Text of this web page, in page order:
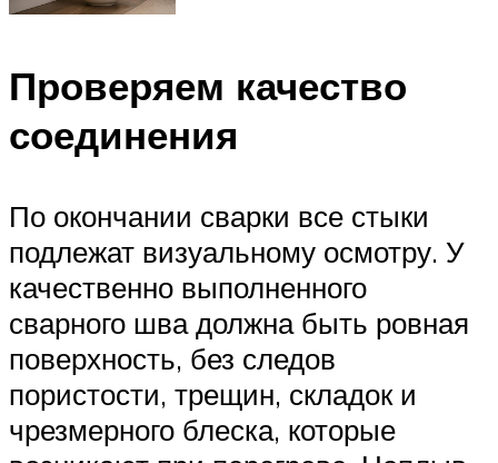
Проверяем качество
соединения
По окончании сварки все стыки
подлежат визуальному осмотру. У
качественно выполненного
сварного шва должна быть ровная
поверхность, без следов
пористости, трещин, складок и
чрезмерного блеска, которые